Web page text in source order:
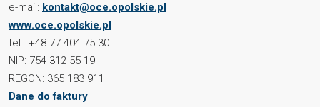
e-mail: kontakt@oce.opolskie.pl
www.oce.opolskie.pl
tel.: +48 77 404 75 30
NIP: 754 312 55 19
REGON: 365 183 911
Dane do faktury